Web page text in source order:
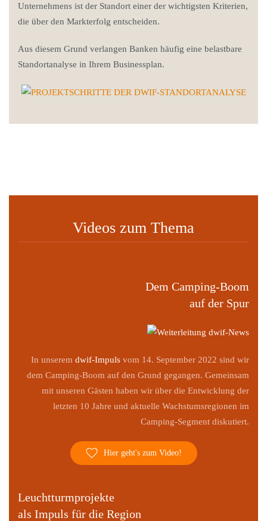
Unternehmens ist der Standort einer der wichtigsten Kriterien,
die über den Markterfolg entscheiden.
Aus diesem Grund verlangen Banken häufig eine belastbare
Standortanalyse in Ihrem Businessplan.
Videos zum Thema
Dem Camping-Boom
auf der Spur
In unserem dwif-Impuls vom 14. September 2022 sind wir
dem Camping-Boom auf den Grund gegangen. Gemeinsam
mit unseren Gästen haben wir über die Entwicklung der
letzten 10 Jahre und aktuelle Wachstumsregionen im
Camping-Segment diskutiert.
Hier geht's zum Video!
Leuchtturmprojekte
als Impuls für die Region